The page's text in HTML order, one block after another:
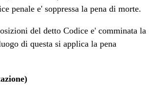
penale e' soppressa la pena di morte.
del detto Codice e' comminata la
di questa si applica la pena